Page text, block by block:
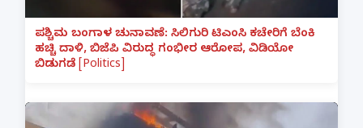
ಪಶ್ಚಿಮ ಬಂಗಾಳ ಚುನಾವಣೆ: ಸಿಲಿಗುರಿ ಟಿಎಂಸಿ ಕಚೇರಿಗೆ ಬೆಂಕಿ
ಹಚ್ಚಿ ದಾಳಿ, ಬಿಜೆಪಿ ವಿರುದ್ಧ ಗಂಭೀರ ಆರೋಪ, ವಿಡಿಯೋ
ಬಿಡುಗಡೆ [Politics]